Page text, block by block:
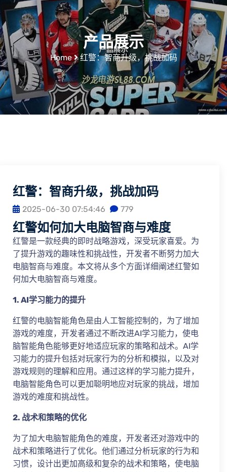
产品展示
Home 红警：智商升级，挑战加码
红警：智商升级，挑战加码
2025-06-30 07:54:46 779
红警如何加大电脑智商与难度
红警是一款经典的即时战略游戏，深受玩家喜爱。为
了提升游戏的趣味性和挑战性，开发者不断努力加大
电脑智商与难度。本文将从多个方面详细阐述红警如
何加大电脑智商与难度。
1. AI学习能力的提升
红警的电脑智能角色是由人工智能控制的，为了增加
游戏的难度，开发者通过不断改进AI学习能力，使电
脑智能角色能够更好地适应玩家的策略和战术。AI学
习能力的提升包括对玩家行为的分析和模拟，以及对
游戏规则的理解和应用。通过这样的学习能力提升，
电脑智能角色可以更加聪明地应对玩家的挑战，增加
游戏的难度和挑战性。
2. 战术和策略的优化
为了加大电脑智能角色的难度，开发者还对游戏中的
战术和策略进行了优化。他们通过分析玩家的行为和
习惯，设计出更加高级和复杂的战术和策略，使电脑